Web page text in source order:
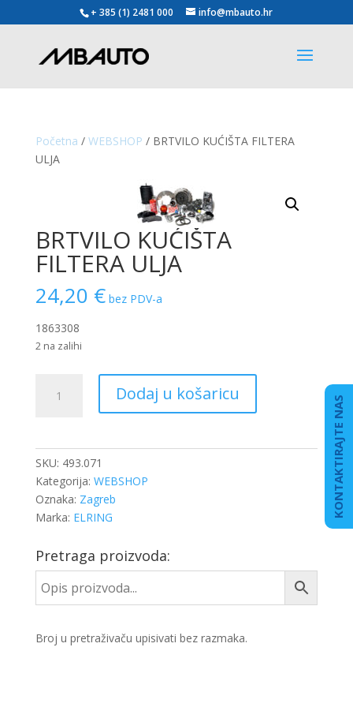
+ 385 (1) 2481 000 info@mbauto.hr
Početna / WEBSHOP / BRTVILO KUĆIŠTA FILTERA
ULJA
BRTVILO KUĆIŠTA
FILTERA ULJA
24,20 € bez PDV-a
1863308
2 na zalihi
KUĆIŠTA
Dodaj u košaricu
SKU: 493.071
Kategorija: WEBSHOP
Oznaka: Zagreb
Marka: ELRING
Pretraga proizvoda:
Broj u pretraživaču upisivati bez razmaka.
KONTAKTIRAJTE NAS